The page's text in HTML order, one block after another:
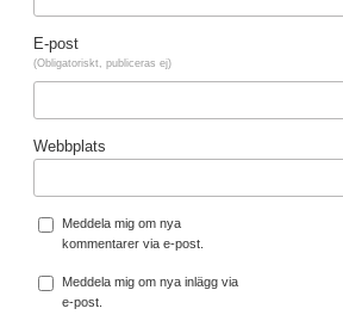
E-post
(Obligatoriskt, publiceras ej)
Webbplats
Meddela mig om nya
kommentarer via e-post.
Meddela mig om nya inlägg via
e-post.